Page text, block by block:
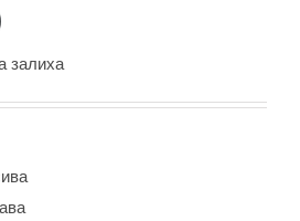
залиха